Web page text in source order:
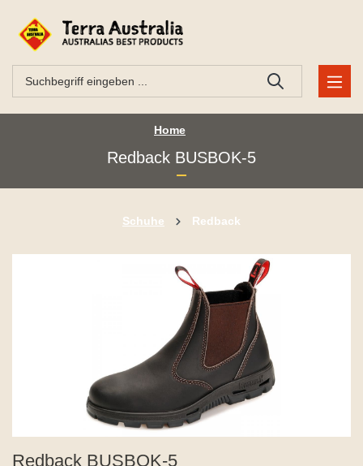
Home
Redback BUSBOK-5
Schuhe Redback
Redback BUSBOK-5